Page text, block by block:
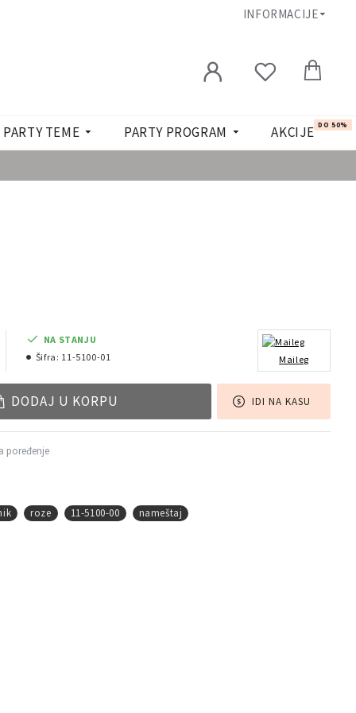
INFORMACIJE
PARTY TEME PARTY PROGRAM AKCIJE DO 50%
NA STANJU
Šifra: 11-5100-01 Maileg
DODAJ U KORPU IDI NA KASU
poređenje
roze 11-5100-00 nameštaj